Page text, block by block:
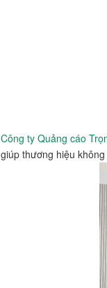
Công ty Quảng cáo
giúp thương hiệu